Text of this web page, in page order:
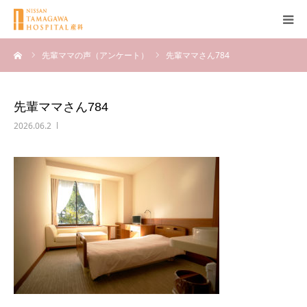
先輩ママの声（アンケート） 先輩ママさん784
先輩ママさん784
2026.06.2
産科について
無痛分娩
産後
ブログ
Q＆A